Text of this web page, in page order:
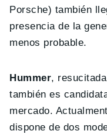
Porsche) también
presencia de la
menos probable.
Hummer,
también es
mercado.
dispone de dos